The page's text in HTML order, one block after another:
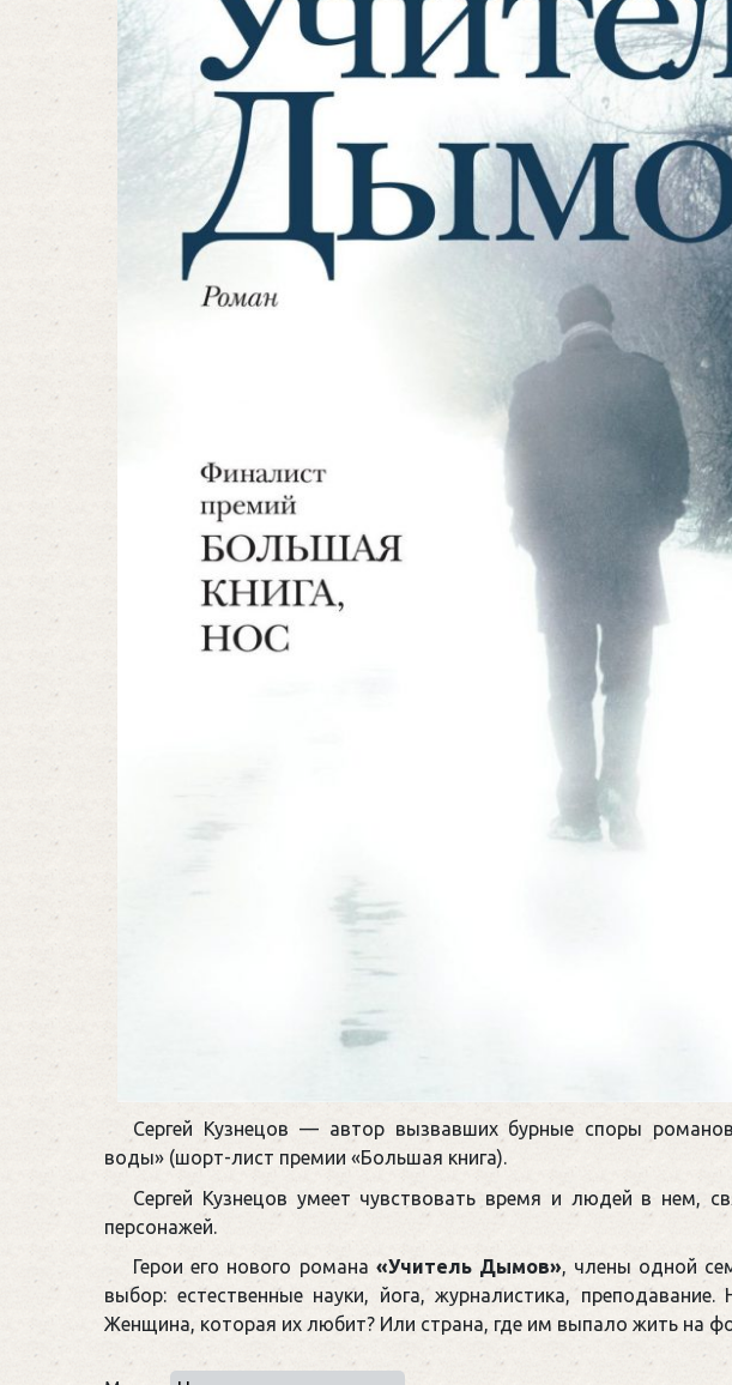
Сергей Кузнецов — автор вызвавших бурные споры
воды» (шорт-лист премии «Большая книга).
Сергей Кузнецов умеет чувствовать время и людей в нем,
персонажей.
Герои его нового романа «Учитель Дымов», члены одной
выбор: естественные науки, йога, журналистика,
Женщина, которая их любит? Или страна, где им выпало жить на